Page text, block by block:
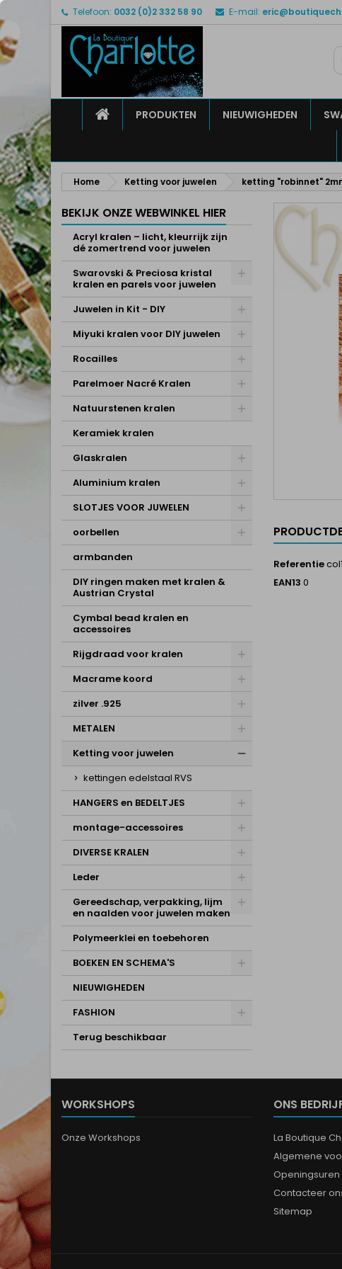
Telefoon: 0032 (0)2 332 58 90 E-mail:
HOMEPRODUKTEN NIEUWIGHEDEN
Home Ketting voor juwelen ketting "robinnet"
BEKIJK ONZE WEBWINKEL HIER
Acryl kralen – licht, kleurrijk zijn
dé zomertrend voor juwelen
Swarovski & Preciosa kristal
kralen en parels voor juwelen
Juwelen in Kit - DIY
Miyuki kralen voor DIY juwelen
Rocailles
Parelmoer Nacré Kralen
Natuurstenen kralen
Keramiek kralen
Glaskralen
Aluminium kralen
SLOTJES VOOR JUWELEN
oorbellen
armbanden
DIY ringen maken met kralen &
Austrian Crystal
Cymbal bead kralen en
accessoires
Rijgdraad voor kralen
Macrame koord
zilver .925
METALEN
Ketting voor juwelen
kettingen edelstaal RVS
HANGERS en BEDELTJES
montage-accessoires
DIVERSE KRALEN
Leder
Gereedschap, verpakking, lijm
en naalden voor juwelen maken
Polymeerklei en toebehoren
BOEKEN EN SCHEMA'S
NIEUWIGHEDEN
FASHION
Terug beschikbaar
Referentie
EAN13 0
WORKSHOPS
Onze Workshops
ONS
La Boutique
Algemene
Openingsuren
Contacteer
Sitemap
U